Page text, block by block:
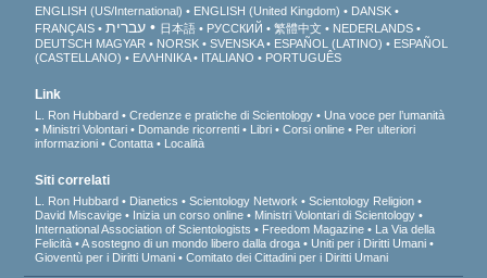
ENGLISH (US/International) ENGLISH (United Kingdom)
DANSK
FRANÇAIS
עברית 日本語 РУССКИЙ 繁體中文
NEDERLANDS
DEUTSCH MAGYAR NORSK SVENSKA ESPAÑOL (LATINO)
ESPAÑOL
(CASTELLANO)
ΕΛΛΗΝΙΚA ITALIANO PORTUGUÊS
Link
L. Ron Hubbard Credenze e pratiche di Scientology
Una voce per l’umanità
Ministri Volontari
Domande ricorrenti Libri Corsi online
Per ulteriori
informazioni
Contatta Località
Siti correlati
L. Ron Hubbard Dianetics Scientology Network
Scientology Religion
David Miscavige
Inizia un corso online
Ministri Volontari di Scientology
International Association of Scientologists
Freedom Magazine
La Via della
Felicità
A sostegno di un mondo libero dalla droga
Uniti per i Diritti Umani
Gioventù per i Diritti Umani
Comitato dei Cittadini per i Diritti Umani